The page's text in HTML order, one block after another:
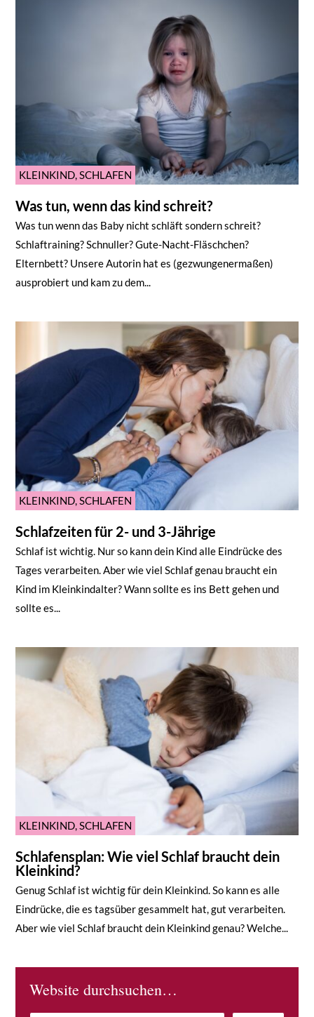
KLEINKIND,SCHLAFEN
Was tun, wenn das kind schreit?
Was tun wenn das Baby nicht schläft sondern schreit?
Schlaftraining? Schnuller? Gute-Nacht-Fläschchen?
Elternbett? Unsere Autorin hat es (gezwungenermaßen)
ausprobiert und kam zu dem...
KLEINKIND SCHLAFEN
Schlafzeiten für 2- und 3-Jährige
Schlaf ist wichtig. Nur so kann dein Kind alle Eindrücke des
Tages verarbeiten. Aber wie viel Schlaf genau braucht ein
Kind im Kleinkindalter? Wann sollte es ins Bett gehen und
sollte es...
KLEINKIND,SCHLAFEN
Schlafensplan: Wie viel Schlaf braucht dein
Kleinkind?
Genug Schlaf ist wichtig für dein Kleinkind. So kann es alle
Eindrücke, die es tagsüber gesammelt hat, gut verarbeiten.
Aber wie viel Schlaf braucht dein Kleinkind genau? Welche...
Website durchsuchen…